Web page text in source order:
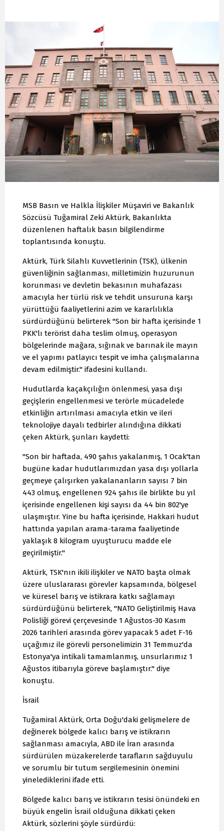
MSB Basın ve Halkla İlişkiler Müşaviri ve Bakanlık
Sözcüsü Tuğamiral Zeki Aktürk, Bakanlıkta
düzenlenen haftalık basın bilgilendirme
toplantısında konuştu.
Aktürk, Türk Silahlı Kuvvetlerinin (TSK), ülkenin
güvenliğinin sağlanması, milletimizin huzurunun
korunması ve devletin bekasının muhafazası
amacıyla her türlü risk ve tehdit unsuruna karşı
yürüttüğü faaliyetlerini azim ve kararlılıkla
sürdürdüğünü belirterek "Son bir hafta içerisinde 1
PKK'lı terörist daha teslim olmuş, operasyon
bölgelerinde mağara, sığınak ve barınak ile mayın
ve el yapımı patlayıcı tespit ve imha çalışmalarına
devam edilmiştir." ifadesini kullandı.
Hudutlarda kaçakçılığın önlenmesi, yasa dışı
geçişlerin engellenmesi ve terörle mücadelede
etkinliğin artırılması amacıyla etkin ve ileri
teknolojiye dayalı tedbirler alındığına dikkati
çeken Aktürk, şunları kaydetti:
"Son bir haftada, 490 şahıs yakalanmış, 1 Ocak'tan
bugüne kadar hudutlarımızdan yasa dışı yollarla
geçmeye çalışırken yakalananların sayısı 7 bin
443 olmuş, engellenen 924 şahıs ile birlikte bu yıl
içerisinde engellenen kişi sayısı da 44 bin 802'ye
ulaşmıştır. Yine bu hafta içerisinde, Hakkari hudut
hattında yapılan arama-tarama faaliyetinde
yaklaşık 8 kilogram uyuşturucu madde ele
geçirilmiştir."
Aktürk, TSK'nın ikili ilişkiler ve NATO başta olmak
üzere uluslararası görevler kapsamında, bölgesel
ve küresel barış ve istikrara katkı sağlamayı
sürdürdüğünü belirterek, "NATO Geliştirilmiş Hava
Polisliği görevi çerçevesinde 1 Ağustos-30 Kasım
2026 tarihleri arasında görev yapacak 5 adet F-16
uçağımız ile görevli personelimizin 31 Temmuz'da
Estonya'ya intikali tamamlanmış, unsurlarımız 1
Ağustos itibarıyla göreve başlamıştır." diye
konuştu.
İsrail
Tuğamiral Aktürk, Orta Doğu'daki gelişmelere de
değinerek bölgede kalıcı barış ve istikrarın
sağlanması amacıyla, ABD ile İran arasında
sürdürülen müzakerelerde tarafların sağduyulu
ve sorumlu bir tutum sergilemesinin önemini
yinelediklerini ifade etti.
Bölgede kalıcı barış ve istikrarın tesisi önündeki en
büyük engelin İsrail olduğuna dikkati çeken
Aktürk, sözlerini şöyle sürdürdü: